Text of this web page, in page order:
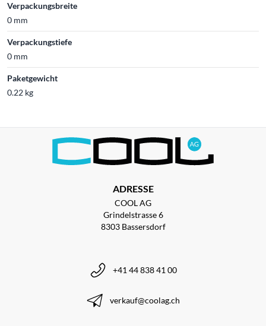
Verpackungsbreite
0 mm
Verpackungstiefe
0 mm
Paketgewicht
0.22 kg
ADRESSE
COOL AG
Grindelstrasse 6
8303 Bassersdorf
+41 44 838 41 00
verkauf@coolag.ch